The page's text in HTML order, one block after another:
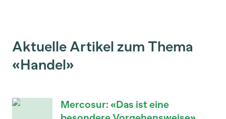
Aktuelle Artikel zum Thema
«Handel»
Mercosur: «Das ist eine